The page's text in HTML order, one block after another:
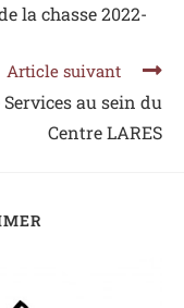
la chasse 2022-
Article suivant
au sein du
Centre LARES